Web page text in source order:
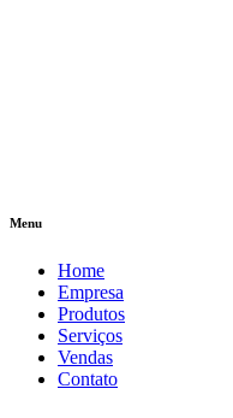
Menu
Home
Empresa
Produtos
Serviços
Vendas
Contato